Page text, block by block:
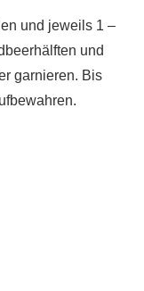
und jeweils 1 –
und
garnieren. Bis